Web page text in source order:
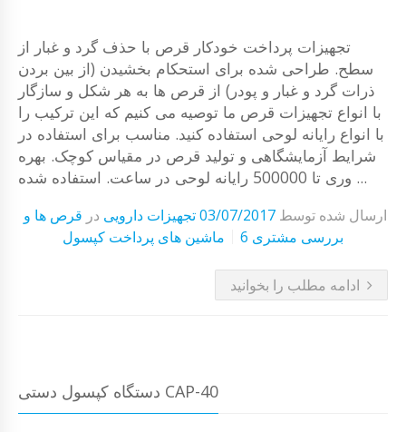
تجهیزات پرداخت خودکار قرص با حذف گرد و غبار از
سطح. طراحی شده برای استحکام بخشیدن (از بین بردن
ذرات گرد و غبار و پودر) از قرص ها به هر شکل و سازگار
با انواع تجهیزات قرص ما توصیه می کنیم که این ترکیب را
با انواع رایانه لوحی استفاده کنید. مناسب برای استفاده در
شرایط آزمایشگاهی و تولید قرص در مقیاس کوچک. بهره
وری تا 500000 رایانه لوحی در ساعت. استفاده شده ...
ارسال شده توسط03/07/2017 تجهیزات دارویی در قرص ها و
ماشین های پرداخت کپسول
6 بررسی مشتری
ادامه مطلب را بخوانید
دستگاه کپسول دستی CAP-40